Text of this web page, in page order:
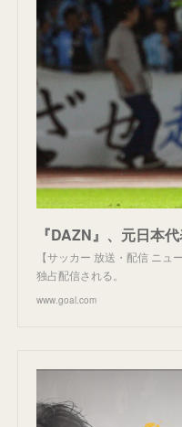
【サッカー 放送・配信 ニ
独占配信される。
www.goal.com